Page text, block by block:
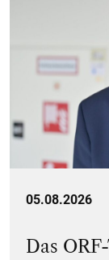
05.08.2026
Das